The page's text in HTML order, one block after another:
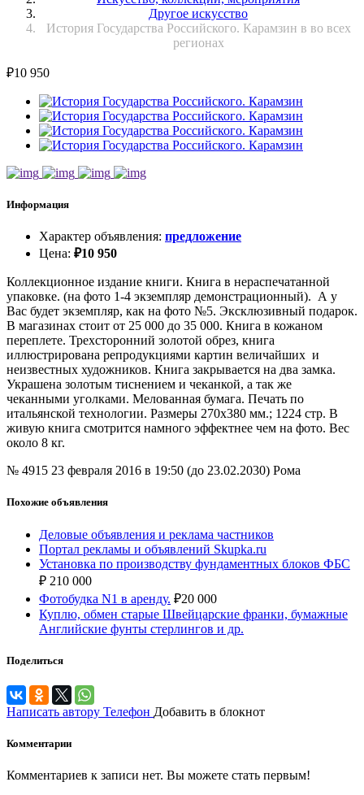
Другое искусство
История Государства Российского. Карамзин в во всех
регионах
₽10 950
Информация
Характер объявления: предложение
Цена: ₽10 950
Коллекционное издание книги. Книга в нераспечатанной
упаковке. (на фото 1-4 экземпляр демонстрационный). А у
Вас будет экземпляр, как на фото №5. Эксклюзивный подарок.
В магазинах стоит от 25 000 до 35 000. Книга в кожаном
переплете. Трехсторонний золотой обрез, книга
иллюстрирована репродукциями картин величайших и
неизвестных художников. Книга закрывается на два замка.
Украшена золотым тиснением и чеканкой, а так же
чеканными уголками. Мелованная бумага. Печать по
итальянской технологии. Размеры 270х380 мм.; 1224 стр. В
живую книга смотрится намного эффектнее чем на фото. Вес
около 8 кг.
№ 4915 23 февраля 2016 в 19:50 (до 23.02.2030) Рома
Похожие объявления
Деловые объявления и реклама частников
Портал рекламы и объявлений Skupka.ru
Установка по производству фундаментных блоков ФБС
₽ 210 000
Фотобудка N1 в аренду. ₽20 000
Куплю, обмен старые Швейцарские франки, бумажные
Английские фунты стерлингов и др.
Поделиться
Написать автору Телефон Добавить в блокнот
Комментарии
Комментариев к записи нет. Вы можете стать первым!